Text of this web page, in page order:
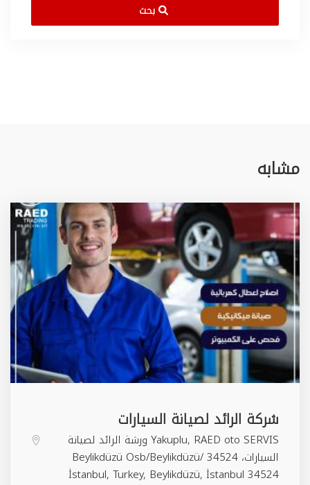
بحث
مشابه
شركة الرائد لصيانة السيارات
Yakuplu, RAED oto SERVIS ورشة الرائد لصيانة
السيارات، 34524 Beylikdüzü Osb/Beylikdüzü/
İstanbul, Turkey, Beylikdüzü, İstanbul 34524